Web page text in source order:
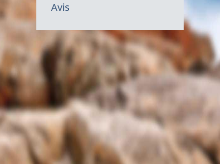
Avis
du
Canada